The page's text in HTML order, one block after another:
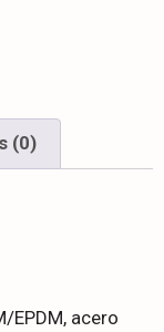
(0)
EPDM, acero